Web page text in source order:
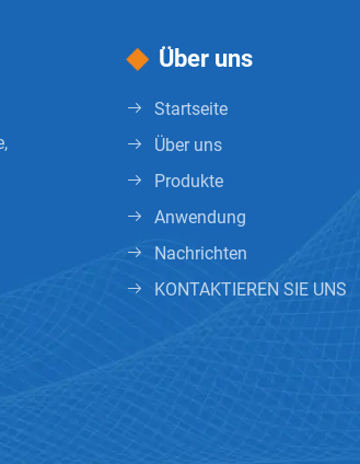
Über uns
Startseite
Über uns
Produkte
Anwendung
Nachrichten
KONTAKTIEREN SIE UNS